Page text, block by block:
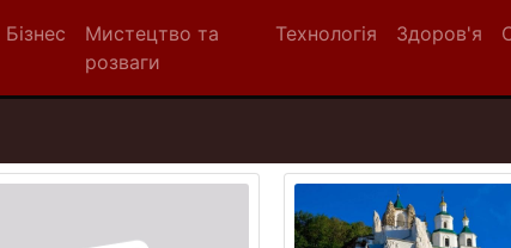
Бізнес
Мистецтво та
розваги
Технологія Здоров'я